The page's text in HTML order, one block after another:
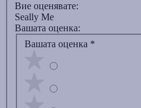
Вие оценявате:
Seally Me
Вашата оценка:
Вашата оценка *